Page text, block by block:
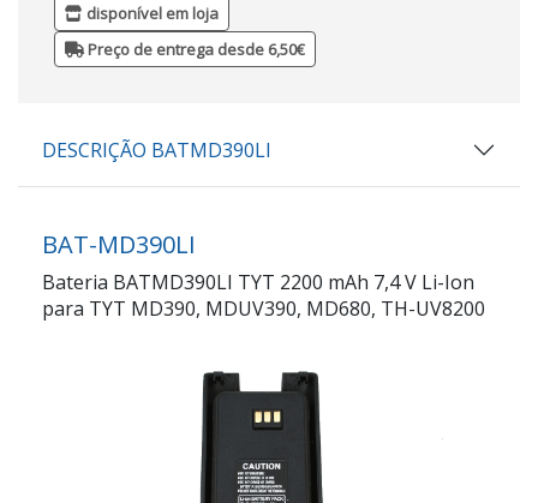
disponível em loja
Preço de entrega desde 6,50€
DESCRIÇÃO BATMD390LI
BAT-MD390LI
Bateria BATMD390LI TYT 2200 mAh 7,4 V Li-Ion
para TYT MD390, MDUV390, MD680, TH-UV8200